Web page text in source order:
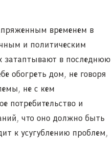
временем в
и политическим
затаптывают в последнюю
обогреть дом, не говоря
не с кем
потребительство и
что оно должно быть
к усугублению проблем,